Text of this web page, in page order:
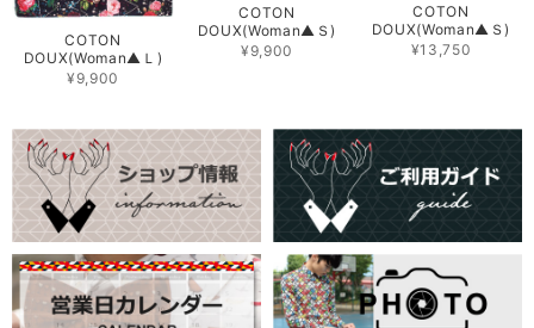
COTON
DOUX(Woman▲Ｌ)
¥9,900
COTON
DOUX(Woman▲Ｓ)
¥9,900
COTON
DOUX(Woman▲Ｓ)
¥13,750